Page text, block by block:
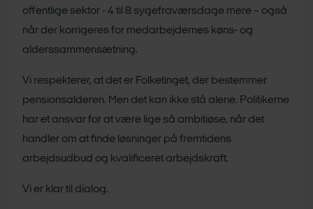
offentlige sektor - 4 til 8 sygefraværsdage mere – også
når der korrigeres for medarbejdernes køns- og
alderssammensætning.
Vi respekterer, at det er Folketinget, der bestemmer
pensionsalderen. Men det kan ikke stå alene. Politikerne
har et ansvar for at være lige så ambitiøse, når det
handler om at finde løsninger på fremtidens
arbejdsudbud og kvalificeret arbejdskraft.
Vi er klar til dialog.